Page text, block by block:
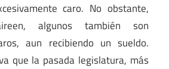
caro. No obstante,
algunos también son
aun recibiendo un sueldo.
que la pasada legislatura, más